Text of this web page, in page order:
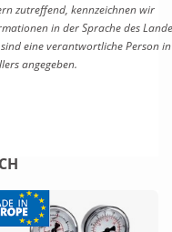
zutreffend, kennzeichnen wir
in der Sprache des
eine verantwortliche Person in
angegeben.